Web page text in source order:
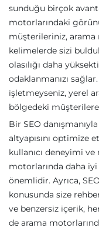
sunduğu birçok
motorlarındaki
müşterileriniz, arama
kelimelerde sizi
olasılığı daha
odaklanmanızı
işletmeyseniz, yerel
bölgedeki
Bir SEO
altyapısını optimize
kullanıcı deneyimi
motorlarında daha
önemlidir. Ayrıca,
konusunda size
ve benzersiz içerik,
de arama